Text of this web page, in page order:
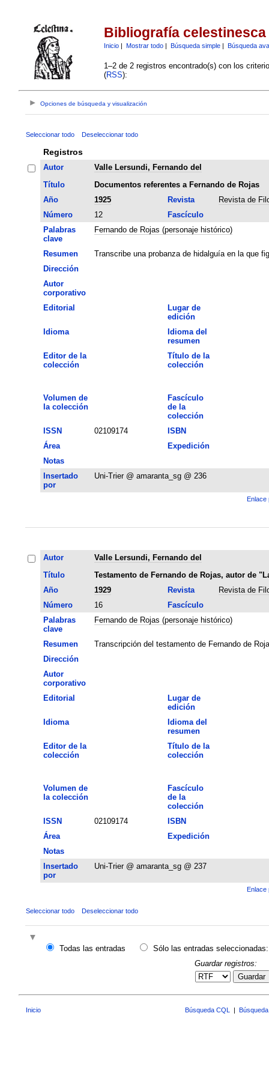
Bibliografía celestinesca
Inicio| Mostrar todo| Búsqueda simple| Búsqueda
1–2 de 2 registros encontrado(s) con los
(RSS):
Opciones de búsqueda y visualización
Seleccionar todo Deseleccionar todo
Registros
Autor
Valle Lersundi, Fernando del
Título
Documentos referentes a Fernando de Rojas
Año
1925 Revista
Revista de
Número
12
Fascículo
Palabras
clave
Fernando de Rojas (personaje histórico)
Resumen
Transcribe una probanza de hidalguía en la que
Dirección
Autor
corporativo
Editorial
Lugar de
edición
Idioma
Idioma del
resumen
Editor de la
colección
Título de la
colección
Volumen de
la colección
Fascículo
de la
colección
ISSN
02109174
ISBN
Área
Expedición
Notas
Insertado
por
Uni-Trier @ amaranta_sg @ 236
Enlace
Autor
Valle Lersundi, Fernando del
Título
Testamento de Fernando de Rojas, autor de
Año
1929 Revista
Revista de
Número
16
Fascículo
Palabras
clave
Fernando de Rojas (personaje histórico)
Resumen
Transcripción del testamento de Fernando de
Dirección
Autor
corporativo
Editorial
Lugar de
edición
Idioma
Idioma del
resumen
Editor de la
colección
Título de la
colección
Volumen de
la colección
Fascículo
de la
colección
ISSN
02109174
ISBN
Área
Expedición
Notas
Insertado
por
Uni-Trier @ amaranta_sg @ 237
Enlace
Seleccionar todo Deseleccionar todo
Todas las entradas
Sólo las entradas seleccionadas:
Guardar registros:
Guardar
Inicio Búsqueda CQL